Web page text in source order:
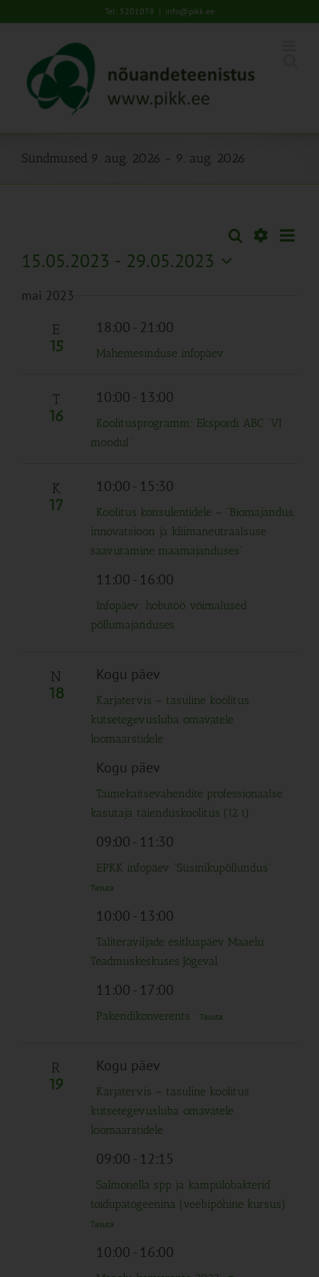
to
Tel: 5201078 | info@pikk.ee
Sündmused 9. aug. 2026 - 9. aug. 2026
Sündmused
Search
Otsi
15.05.2023 - 29.05.2023
kuupäev.
mai 2023
E
15
18:00- 21:00
Mahemesinduse infopäev
T
16
10:00- 13:00
Koolitusprogramm: Ekspordi ABC “VI
moodul”
K
17
10:00- 15:30
Koolitus konsulentidele – “Biomajandus,
innovatsioon ja kliimaneutraalsuse
saavutamine maamajanduses”
11:00- 16:00
Infopäev: hobutöö võimalused
põllumajanduses
N
18
Kogu päev
Karjatervis – tasuline koolitus
kutsetegevusluba omavatele
loomaarstidele
Kogu päev
Taimekaitsevahendite professionaalse
kasutaja täienduskoolitus (12 t)
09:00- 11:30
EPKK infopäev “Süsinikupõllundus”
Tasuta
10:00- 13:00
Taliteraviljade esitluspäev Maaelu
Teadmuskeskuses Jõgeval
11:00- 17:00
Pakendikonverents Tasuta
R
19
Kogu päev
Karjatervis – tasuline koolitus
kutsetegevusluba omavatele
loomaarstidele
09:00- 12:15
Salmonella spp ja kampülobakterid
toidupatogeenina (veebipõhine kursus)
Tasuta
10:00- 16:00